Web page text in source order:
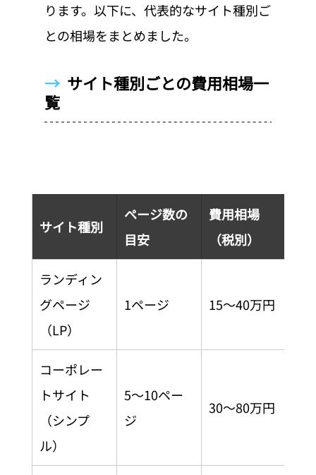
ります。以下に、代表的なサイト種別ご
との相場をまとめました。
→ サイト種別ごとの費用相場一
覧
サイト種別
ページ数の
目安
費用相場
（税別）
ランディン
グページ
（LP）
1ページ 15〜40万円
コーポレー
トサイト
（シンプ
ル）
5〜10ペー
ジ
30〜80万円